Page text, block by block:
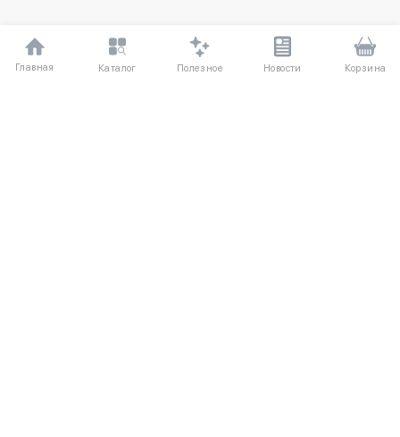
Главная Каталог Полезное Новости Корзина